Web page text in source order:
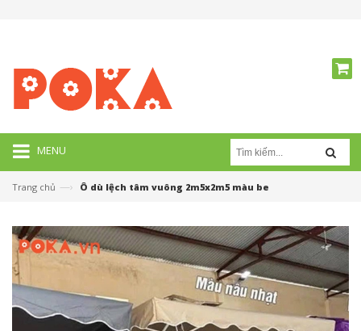
MENU
Trang chủ —› Ô dù lệch tâm vuông 2m5x2m5 màu be